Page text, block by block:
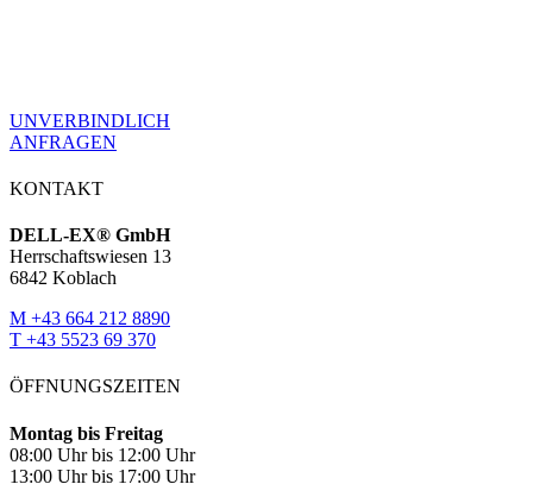
UNVERBINDLICH
ANFRAGEN
KONTAKT
DELL-EX® GmbH
Herrschaftswiesen 13
6842 Koblach
M +43 664 212 8890
T +43 5523 69 370
ÖFFNUNGSZEITEN
Montag bis Freitag
08:00 Uhr bis 12:00 Uhr
13:00 Uhr bis 17:00 Uhr